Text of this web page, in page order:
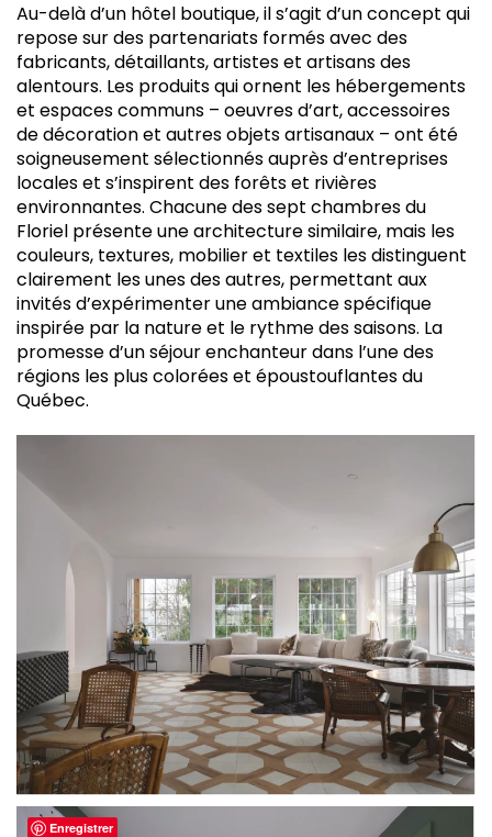
Au-delà d’un hôtel boutique, il s’agit d’un concept qui
repose sur des partenariats formés avec des
fabricants, détaillants, artistes et artisans des
alentours. Les produits qui ornent les hébergements
et espaces communs – oeuvres d’art, accessoires
de décoration et autres objets artisanaux – ont été
soigneusement sélectionnés auprès d’entreprises
locales et s’inspirent des forêts et rivières
environnantes. Chacune des sept chambres du
Floriel présente une architecture similaire, mais les
couleurs, textures, mobilier et textiles les distinguent
clairement les unes des autres, permettant aux
invités d’expérimenter une ambiance spécifique
inspirée par la nature et le rythme des saisons. La
promesse d’un séjour enchanteur dans l’une des
régions les plus colorées et époustouflantes du
Québec.
Enregistrer